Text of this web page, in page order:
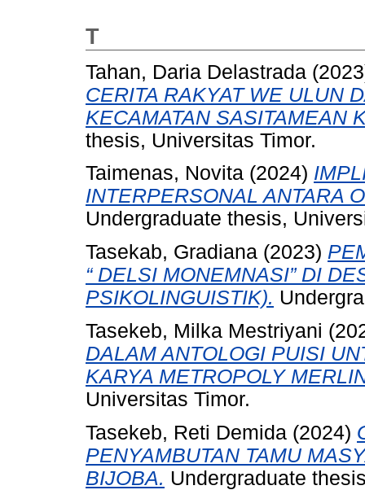
T
Tahan, Daria Delastrada
CERITA RAKYAT WE ULUN
KECAMATAN SASITAMEAN
thesis, Universitas Timor.
Taimenas, Novita (2024)
INTERPERSONAL ANTARA
Undergraduate thesis,
Tasekab, Gradiana (2023)
“ DELSI MONEMNASI” DI
PSIKOLINGUISTIK).
Tasekeb, Milka Mestriyani
DALAM ANTOLOGI PUISI
KARYA METROPOLY
Universitas Timor.
Tasekeb, Reti Demida (2024)
PENYAMBUTAN TAMU
BIJOBA. Undergraduate